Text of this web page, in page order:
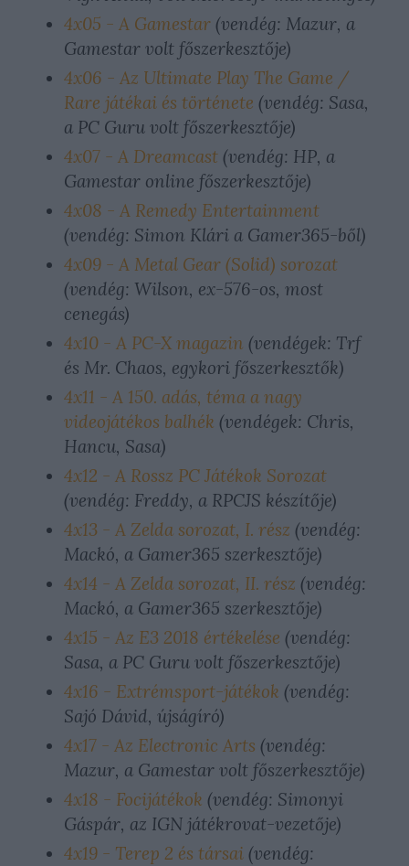
4x05 - A Gamestar (vendég: Mazur, a
Gamestar volt főszerkesztője)
4x06 - Az Ultimate Play The Game /
Rare játékai és története (vendég: Sasa,
a PC Guru volt főszerkesztője)
4x07 - A Dreamcast (vendég: HP, a
Gamestar online főszerkesztője)
4x08 - A Remedy Entertainment
(vendég: Simon Klári a Gamer365-ből)
4x09 - A Metal Gear (Solid) sorozat
(vendég: Wilson, ex-576-os, most
cenegás)
4x10 - A PC-X magazin (vendégek: Trf
és Mr. Chaos, egykori főszerkesztők)
4x11 - A 150. adás, téma a nagy
videojátékos balhék (vendégek: Chris,
Hancu, Sasa)
4x12 - A Rossz PC Játékok Sorozat
(vendég: Freddy, a RPCJS készítője)
4x13 - A Zelda sorozat, I. rész (vendég:
Mackó, a Gamer365 szerkesztője)
4x14 - A Zelda sorozat, II. rész (vendég:
Mackó, a Gamer365 szerkesztője)
4x15 - Az E3 2018 értékelése (vendég:
Sasa, a PC Guru volt főszerkesztője)
4x16 - Extrémsport-játékok (vendég:
Sajó Dávid, újságíró)
4x17 - Az Electronic Arts (vendég:
Mazur, a Gamestar volt főszerkesztője)
4x18 - Focijátékok (vendég: Simonyi
Gáspár, az IGN játékrovat-vezetője)
4x19 - Terep 2 és társai (vendég: